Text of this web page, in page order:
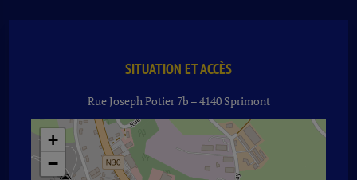
SITUATION ET ACCÈS
Rue Joseph Potier 7b – 4140 Sprimont
+
−